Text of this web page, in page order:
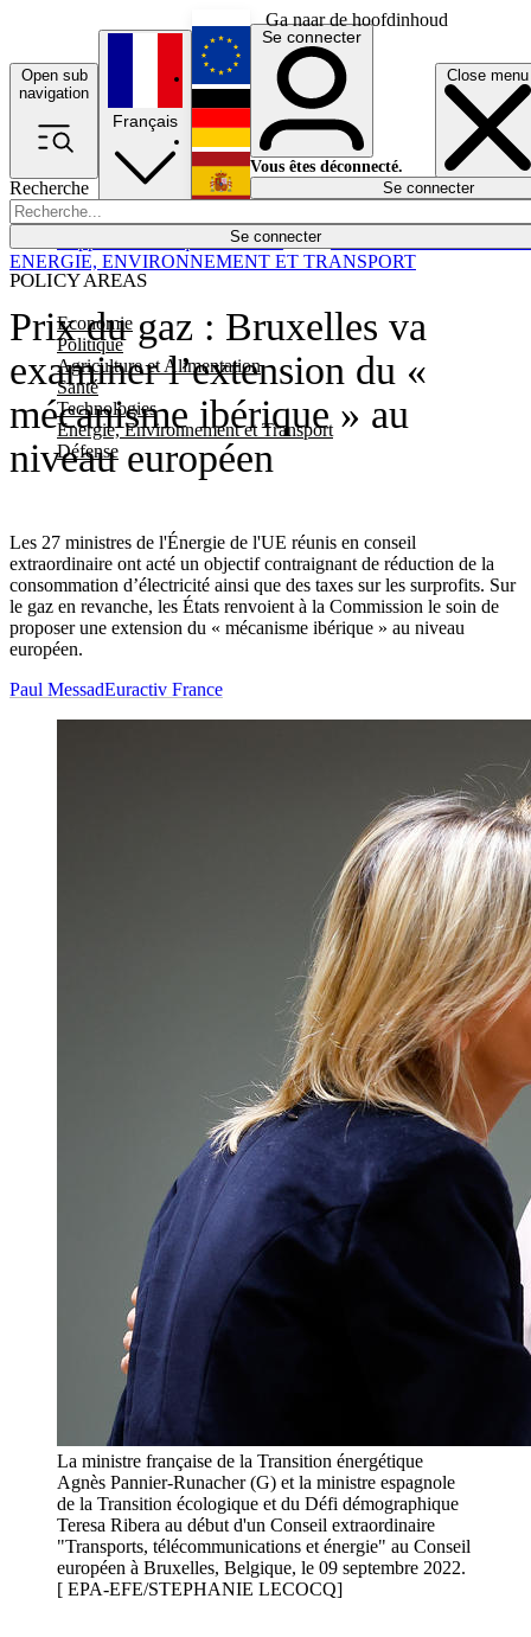
Ga naar de hoofdinhoud
Open sub
navigation
Close menu
Recherche
Se connecter
POLICY AREAS
Economie
Politique
Agriculture et Alimentation
Santé
Technologies
Energie, Environnement et Transport
Défense
Économie
Français
English
Deutsch
Español
Se connecter
Vous êtes déconnecté.
Se connecter
Prix du gaz : Bruxelles va
examiner l’extension du «
mécanisme ibérique » au
niveau européen
Les 27 ministres de l'Énergie de l'UE réunis en conseil
extraordinaire ont acté un objectif contraignant de réduction de la
consommation d’électricité ainsi que des taxes sur les surprofits. Sur
le gaz en revanche, les États renvoient à la Commission le soin de
proposer une extension du « mécanisme ibérique » au niveau
européen.
ENERGIE, ENVIRONNEMENT ET TRANSPORT
Paul MessadEuractiv France
La ministre française de la Transition énergétique
Agnès Pannier-Runacher (G) et la ministre espagnole
de la Transition écologique et du Défi démographique
Teresa Ribera au début d'un Conseil extraordinaire
"Transports, télécommunications et énergie" au Conseil
européen à Bruxelles, Belgique, le 09 septembre 2022.
[ EPA-EFE/STEPHANIE LECOCQ]